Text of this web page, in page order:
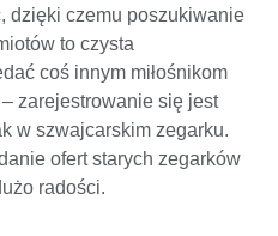
dzięki czemu poszukiwanie
to czysta
coś innym miłośnikom
zarejestrowanie się jest
w szwajcarskim zegarku.
ofert starych zegarków
radości.